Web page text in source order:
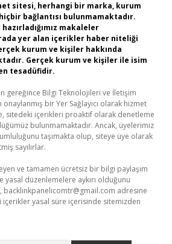
sitesi, herhangi bir marka, kurum
bağlantısı bulunmamaktadır.
makaleler
yer alan içerikler haber niteliği
kurum ve kişiler hakkında
Gerçek kurum ve kişiler ile isim
tesadüfidir.
gereğince Bilgi Teknolojileri ve İletişim
onaylanmış bir Yer Sağlayıcı olarak hizmet
sitedeki içerikleri proaktif olarak denetleme
bulunmamaktadır. Ancak, üyelerimiz
taşımakta olup, siteye üye olarak
sayılırlar.
ve tamamen ücretsiz bir bilgi paylaşım
düzenlemelere aykırı olduğunu
backlinkpanelicomtr@gmail.com adresine
yasal süre içerisinde sitemizden